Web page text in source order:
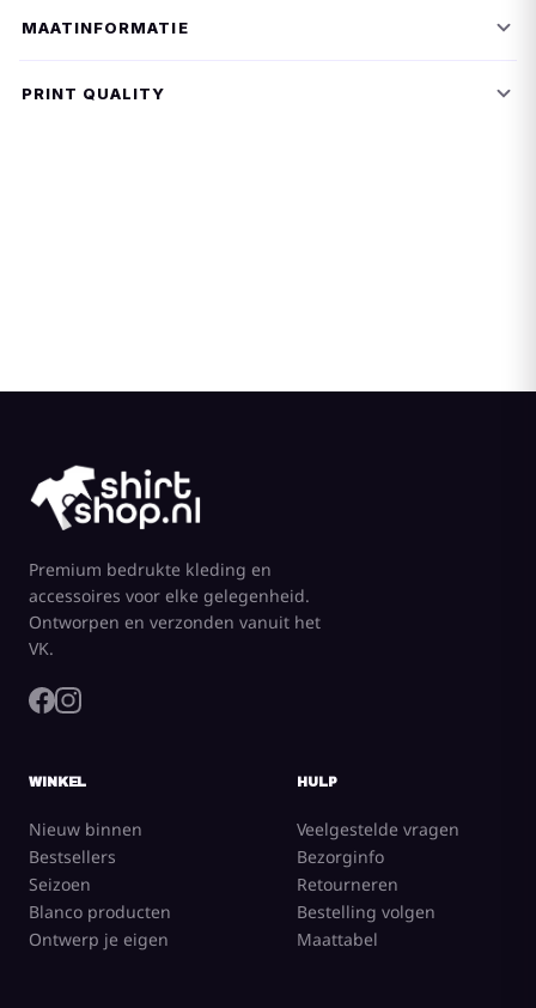
MAATINFORMATIE
PRINT QUALITY
Premium bedrukte kleding en
accessoires voor elke gelegenheid.
Ontworpen en verzonden vanuit het
VK.
WINKEL
Nieuw binnen
Bestsellers
Seizoen
Blanco producten
Ontwerp je eigen
HULP
Veelgestelde vragen
Bezorginfo
Retourneren
Bestelling volgen
Maattabel